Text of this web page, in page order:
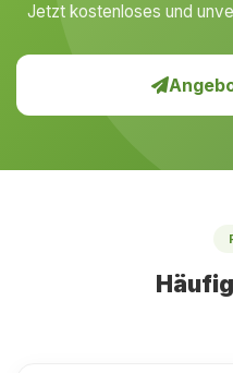
Jetzt kostenloses und